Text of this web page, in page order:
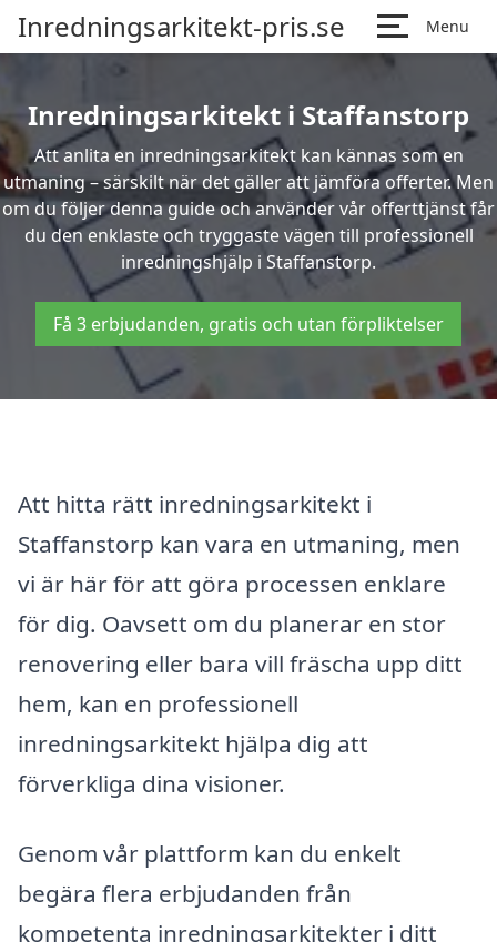
Inredningsarkitekt-pris.se Menu
Inredningsarkitekt i Staffanstorp
Att anlita en inredningsarkitekt kan kännas som en
utmaning – särskilt när det gäller att jämföra offerter. Men
om du följer denna guide och använder vår offerttjänst får
du den enklaste och tryggaste vägen till professionell
inredningshjälp i Staffanstorp.
Få 3 erbjudanden, gratis och utan förpliktelser
Att hitta rätt inredningsarkitekt i
Staffanstorp kan vara en utmaning, men
vi är här för att göra processen enklare
för dig. Oavsett om du planerar en stor
renovering eller bara vill fräscha upp ditt
hem, kan en professionell
inredningsarkitekt hjälpa dig att
förverkliga dina visioner.
Genom vår plattform kan du enkelt
begära flera erbjudanden från
kompetenta inredningsarkitekter i ditt